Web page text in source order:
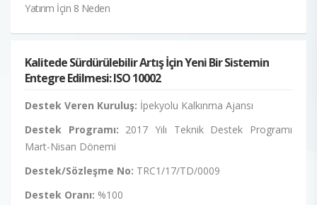
Yatırım İçin 8 Neden
Kalitede Sürdürülebilir Artış İçin Yeni Bir Sistemin
Entegre Edilmesi: ISO 10002
Destek Veren Kuruluş: İpekyolu Kalkınma Ajansı
Destek Programı: 2017 Yılı Teknik Destek Programı
Mart-Nisan Dönemi
Destek/Sözleşme No: TRC1/17/TD/0009
Destek Oranı: %100